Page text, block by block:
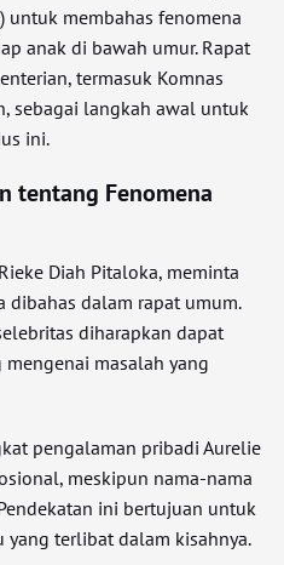
untuk membahas fenomena
anak di bawah umur. Rapat
termasuk Komnas
sebagai langkah awal untuk
ini.
tentang Fenomena
Diah Pitaloka, meminta
dibahas dalam rapat umum.
diharapkan dapat
masalah yang
pengalaman pribadi Aurelie
meskipun nama-nama
ini bertujuan untuk
terlibat dalam kisahnya.